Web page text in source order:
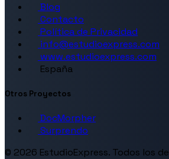
Blog
Contacto
Política de Privacidad
info@estudioexpress.com
www.estudioexpress.com
España
Otros Proyectos
DocMorpher
Surprendo
© 2026 EstudioExpress. Todos los